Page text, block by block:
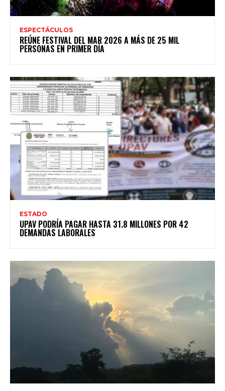
ESPECTÁCULOS
REÚNE FESTIVAL DEL MAR 2026 A MÁS DE 25 MIL
PERSONAS EN PRIMER DÍA
ESTADO
UPAV PODRÍA PAGAR HASTA 31.8 MILLONES POR 42
DEMANDAS LABORALES